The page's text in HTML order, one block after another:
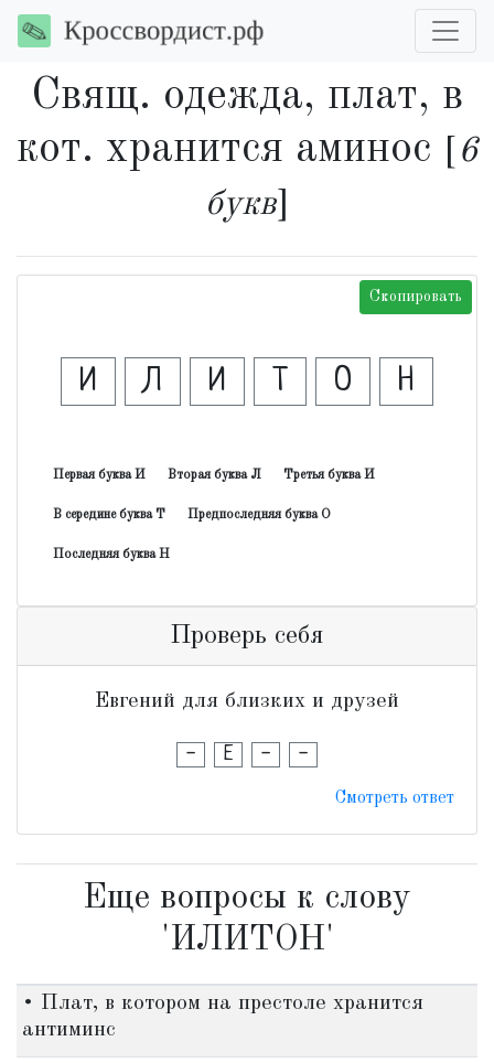
Свящ. одежда, плат, в
кот. хранится аминос
6
букв]
Скопировать
И Л И Т О Н
Первая буква И Вторая буква Л Третья буква И
В середине буква Т Предпоследняя буква О
Последняя буква Н
Проверь себя
Евгений для близких и друзей
- Е - -
Смотреть ответ
Еще вопросы к слову
'ИЛИТОН'
• Плат, в котором на престоле хранится
антиминс